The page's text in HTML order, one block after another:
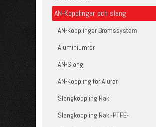
AN-Kopplingar och slang
AN-Kopplingar Bromssystem
Aluminiumrör
AN-Slang
AN-Koppling för Alurör
Slangkoppling Rak
Slangkoppling Rak -PTFE-